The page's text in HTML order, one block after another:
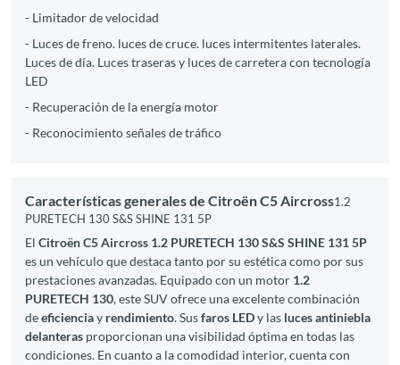
- Limitador de velocidad
- Luces de freno. luces de cruce. luces intermitentes laterales.
Luces de día. Luces traseras y luces de carretera con tecnología
LED
- Recuperación de la energía motor
- Reconocimiento señales de tráfico
Características generales de Citroën C5 Aircross1.2
PURETECH 130 S&S SHINE 131 5P
El Citroën C5 Aircross 1.2 PURETECH 130 S&S SHINE 131 5P
es un vehículo que destaca tanto por su estética como por sus
prestaciones avanzadas. Equipado con un motor 1.2
PURETECH 130, este SUV ofrece una excelente combinación
deeficienciay rendimiento. Susfaros LEDy las luces antiniebla
delanteras proporcionan una visibilidad óptima en todas las
condiciones. En cuanto a la comodidad interior, cuenta con